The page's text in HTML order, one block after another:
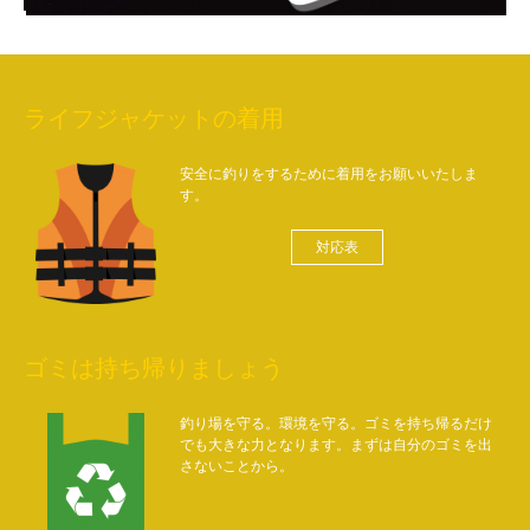
ライフジャケットの着用
安全に釣りをするために着用をお願いいたしま
す。
対応表
ゴミは持ち帰りましょう
釣り場を守る。環境を守る。ゴミを持ち帰るだけ
でも大きな力となります。まずは自分のゴミを出
さないことから。